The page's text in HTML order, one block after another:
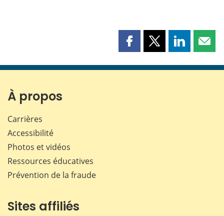
Partager
page
Partager
page
Partager
page page
À propos
Carrières
Accessibilité
Photos et vidéos
Ressources éducatives
Prévention de la fraude
Sites affiliés